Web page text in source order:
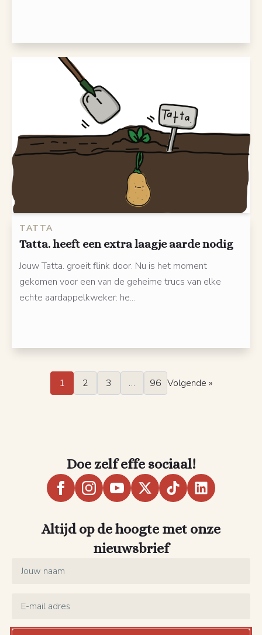
TATTA
Tatta. heeft een extra laagje aarde nodig
Jouw Tatta. groeit flink door. Nu is het moment
gekomen voor een van de geheime trucs van elke
echte aardappelkweker: he...
1 2 3 … 96 Volgende »
Doe zelf effe sociaal!
Altijd op de hoogte met onze
nieuwsbrief